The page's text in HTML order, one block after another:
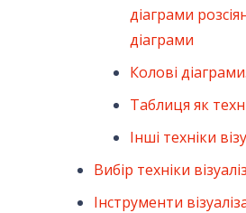
діаграми
діаграми
Колові діаграми.
Таблиця як
Інші техніки
Вибір техніки
Інструменти